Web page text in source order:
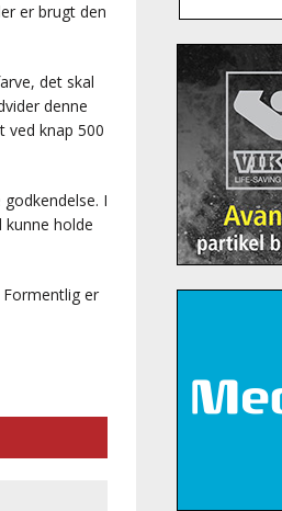
er brugt den
det skal
denne
ved knap 500
I
holde
er